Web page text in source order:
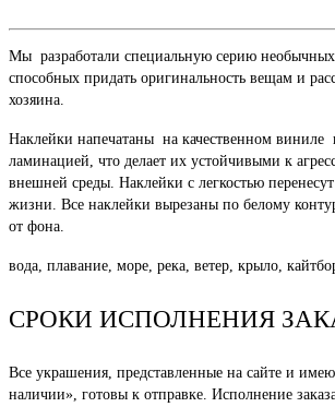
Мы разработали специальную серию
способных придать оригинальность вещам и
хозяина.
Наклейки напечатаны на качественном
ламинацией, что делает их устойчивыми к
внешней среды. Наклейки с легкостью
жизни. Все наклейки вырезаны по белому
от фона.
вода, плавание, море, река, ветер, крыло,
СРОКИ ИСПОЛНЕНИЯ
Все украшения, представленные на сайте и
наличии», готовы к отправке. Исполнение